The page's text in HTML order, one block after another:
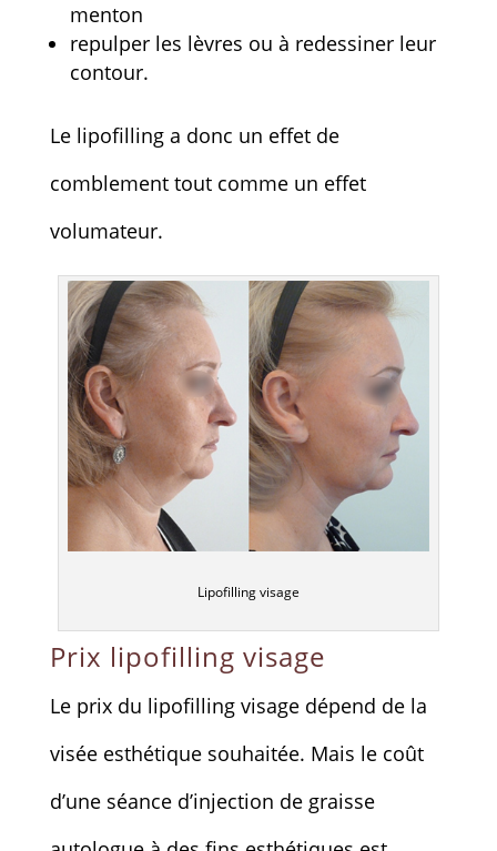
menton
repulper les lèvres ou à redessiner leur
contour.
Le lipofilling a donc un effet de
comblement tout comme un effet
volumateur.
Lipofilling visage
Prix lipofilling visage
Le prix du lipofilling visage dépend de la
visée esthétique souhaitée. Mais le coût
d’une séance d’injection de graisse